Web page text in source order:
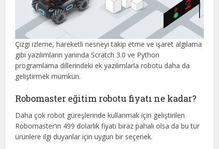
Çizgi izleme, hareketli nesneyi takip etme ve işaret algılama
gibi yazılımların yanında Scratch 3.0 ve Python
programlama dillerindeki ek yazılımlarla robotu daha da
geliştirmek mümkün.
Robomaster eğitim robotu fiyatı ne kadar?
Daha çok robot güreşlerinde kullanmak için geliştirilen
Robomaster’ın 499 dolarlık fiyatı biraz pahalı olsa da bu tür
ürünlere ilgi duyanlar için uygun bir seçenek.